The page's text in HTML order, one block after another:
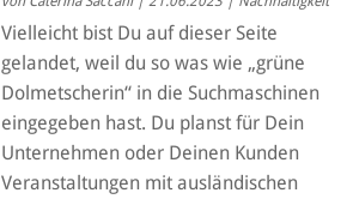
Vielleicht bist Du auf dieser Seite
gelandet, weil du so was wie „grüne
Dolmetscherin“ in die Suchmaschinen
eingegeben hast. Du planst für Dein
Unternehmen oder Deinen Kunden
Veranstaltungen mit ausländischen